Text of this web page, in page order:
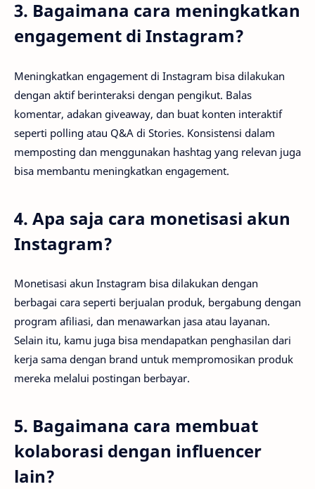
3. Bagaimana cara meningkatkan
engagement di Instagram?
Meningkatkan engagement di Instagram bisa dilakukan
dengan aktif berinteraksi dengan pengikut. Balas
komentar, adakan giveaway, dan buat konten interaktif
seperti polling atau Q&A di Stories. Konsistensi dalam
memposting dan menggunakan hashtag yang relevan juga
bisa membantu meningkatkan engagement.
4. Apa saja cara monetisasi akun
Instagram?
Monetisasi akun Instagram bisa dilakukan dengan
berbagai cara seperti berjualan produk, bergabung dengan
program afiliasi, dan menawarkan jasa atau layanan.
Selain itu, kamu juga bisa mendapatkan penghasilan dari
kerja sama dengan brand untuk mempromosikan produk
mereka melalui postingan berbayar.
5. Bagaimana cara membuat
kolaborasi dengan influencer
lain?